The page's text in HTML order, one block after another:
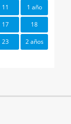
11 1 año
17 18
23 2 años